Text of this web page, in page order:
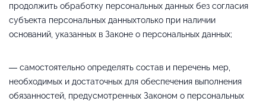
продолжить обработку персональных данных без согласия
субъекта персональных данныхтолько при наличии
оснований, указанных в Законе о персональных данных;
— самостоятельно определять состав и перечень мер,
необходимых и достаточных для обеспечения выполнения
обязанностей, предусмотренных Законом о персональных